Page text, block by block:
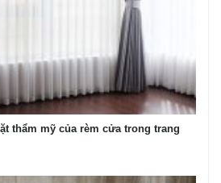
thẩm mỹ của rèm cửa trong trang